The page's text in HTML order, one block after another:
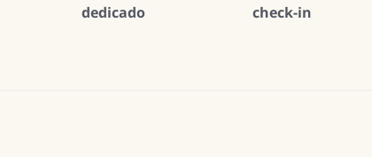
dedicado
check-in